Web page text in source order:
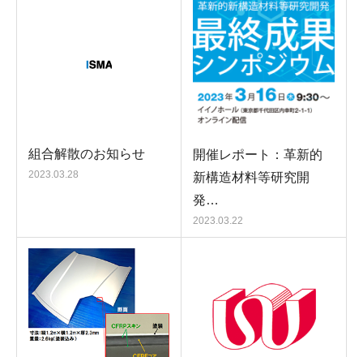
組合解散のお知らせ
2023.03.28
開催レポート：革新的
新構造材料等研究開
発…
2023.03.22